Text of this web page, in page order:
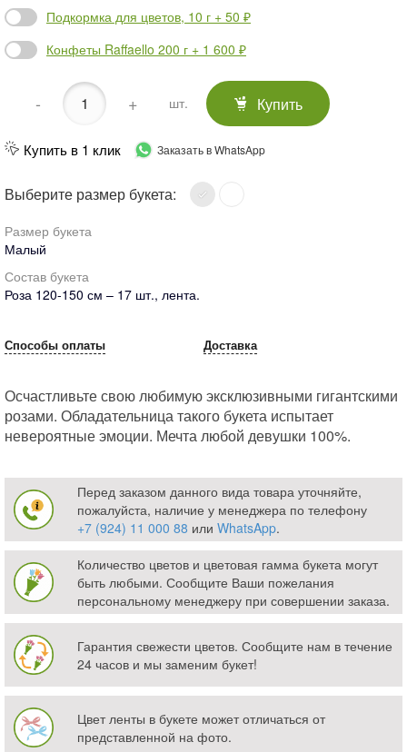
Подкормка для цветов, 10 г + 50 ₽
Конфеты Raffaello 200 г + 1 600 ₽
- + шт. Купить
Купить в 1 клик Заказать в WhatsApp
Выберите размер букета:
Размер букета
Малый
Состав букета
Роза 120-150 см – 17 шт., лента.
Способы оплаты Доставка
Осчастливьте свою любимую эксклюзивными гигантскими
розами. Обладательница такого букета испытает
невероятные эмоции. Мечта любой девушки 100%.
Перед заказом данного вида товара уточняйте,
пожалуйста, наличие у менеджера по телефону
+7 (924) 11 000 88 или WhatsApp.
Количество цветов и цветовая гамма букета могут
быть любыми. Сообщите Ваши пожелания
персональному менеджеру при совершении заказа.
Гарантия свежести цветов. Сообщите нам в течение
24 часов и мы заменим букет!
Цвет ленты в букете может отличаться от
представленной на фото.